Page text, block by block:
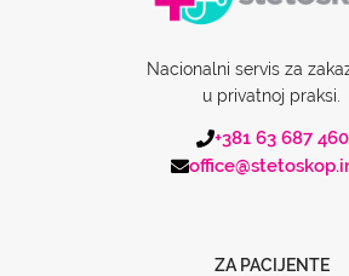
Nacionalni servis za
u privatnoj praksi.
+381 63 687 460
ZA PACIJENTE